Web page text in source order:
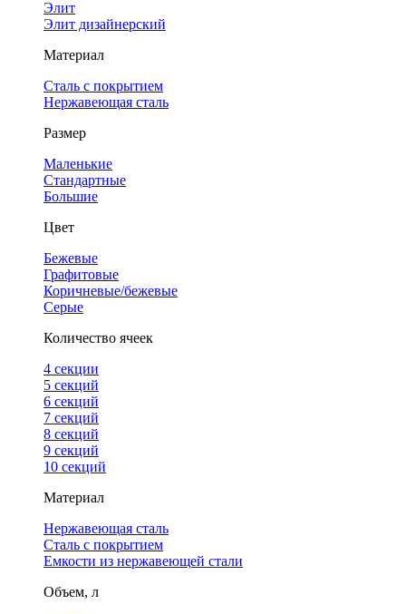
Элит
Элит дизайнерский
Материал
Сталь с покрытием
Нержавеющая сталь
Размер
Маленькие
Стандартные
Большие
Цвет
Бежевые
Графитовые
Коричневые/бежевые
Серые
Количество ячеек
4 cекции
5 секций
6 секций
7 секций
8 секций
9 секций
10 секций
Материал
Нержавеющая сталь
Сталь с покрытием
Емкости из нержавеющей стали
Объем, л